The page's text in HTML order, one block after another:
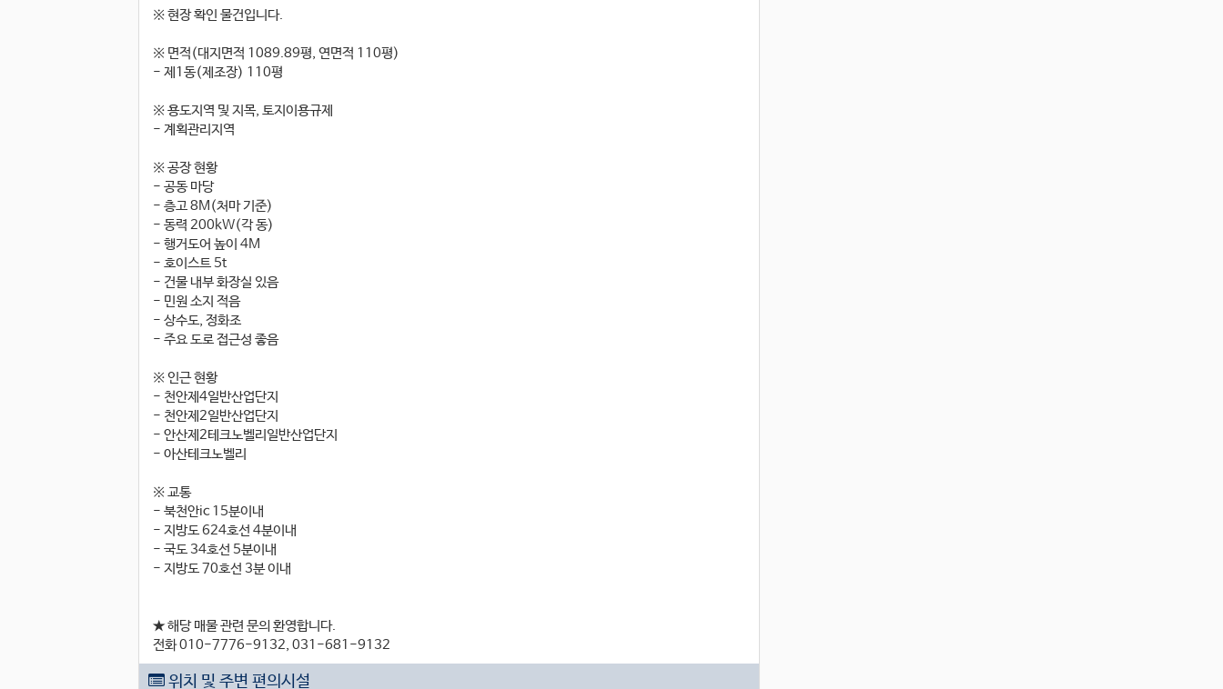
※ 현장 확인 물건입니다.
※ 면적(대지면적 1089.89평, 연면적 110평)
- 제1동(제조장) 110평
※ 용도지역 및 지목, 토지이용규제
- 계획관리지역
※ 공장 현황
- 공동 마당
- 층고 8M(처마 기준)
- 동력 200kW(각 동)
- 행거도어 높이 4M
- 호이스트 5t
- 건물 내부 화장실 있음
- 민원 소지 적음
- 상수도, 정화조
- 주요 도로 접근성 좋음
※ 인근 현황
- 천안제4일반산업단지
- 천안제2일반산업단지
- 안산제2테크노벨리일반산업단지
- 아산테크노벨리
※ 교통
- 북천안ic 15분이내
- 지방도 624호선 4분이내
- 국도 34호선 5분이내
- 지방도 70호선 3분 이내
★ 해당 매물 관련 문의 환영합니다.
전화 010-7776-9132, 031-681-9132
위치 및 주변 편의시설